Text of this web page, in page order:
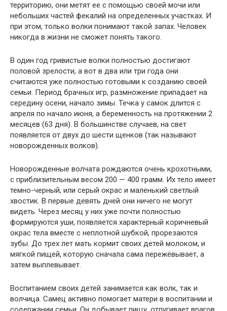
территорию, они метят ее с помощью своей мочи или
небольших частей фекалий на определенных участках. И
при этом, только волки понимают такой запах. Человек
никогда в жизни не сможет понять такого.
В один год гривистые волки полностью достигают
половой зрелости, а вот в два или три года они
считаются уже полностью готовыми к созданию своей
семьи. Период брачных игр, размножение припадает на
середину осени, начало зимы. Течка у самок длится с
апреля по начало июня, а беременность на протяжении 2
месяцев (63 дня). В большинстве случаев, на свет
появляется от двух до шести щенков (так называют
новорожденных волков).
Новорожденные волчата рождаются очень крохотными,
с приблизительным весом 200 — 400 грамм. Их тело имеет
темно-черный, или серый окрас и маленький светлый
хвостик. В первые девять дней они ничего не могут
видеть. Через месяц у них уже почти полностью
формируются уши, появляется характерный коричневый
окрас тела вместе с неплотной шубкой, прорезаются
зубы. До трех лет мать кормит своих детей молоком, и
мягкой пищей, которую сначала сама пережёвывает, а
затем выплевывает.
Воспитанием своих детей занимается как волк, так и
волчица. Самец активно помогает матери в воспитании и